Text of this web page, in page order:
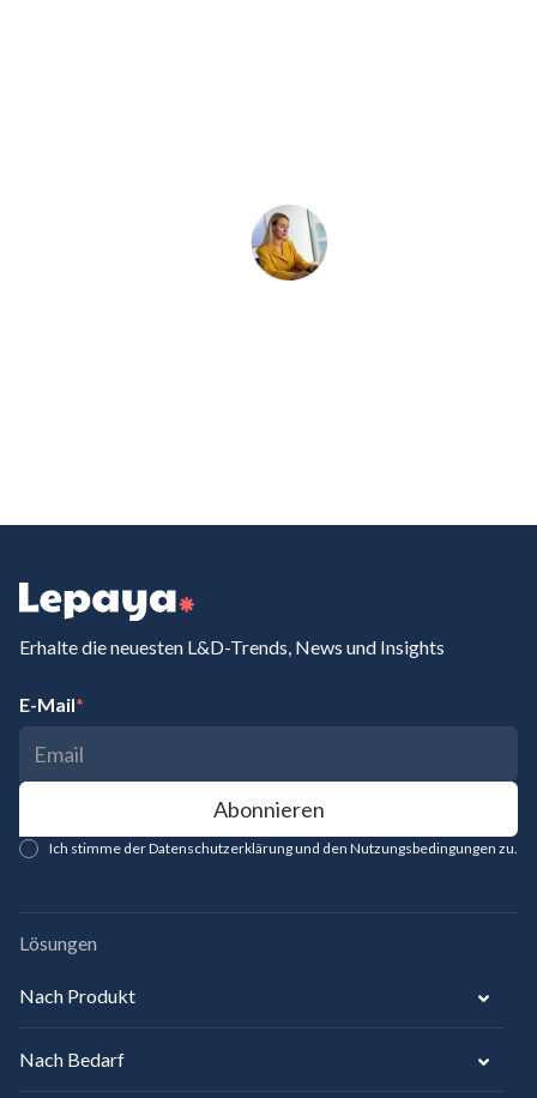
Erhalte die neuesten L&D-Trends, News und Insights
E-Mail*
Ich stimme der Datenschutzerklärung und den Nutzungsbedingungen zu.
Lösungen
Nach Produkt
Nach Bedarf